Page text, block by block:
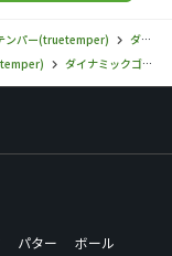
ンパー(truetemper)
ダイナミックゴールド
ダイナミックゴールド
パター
ボール